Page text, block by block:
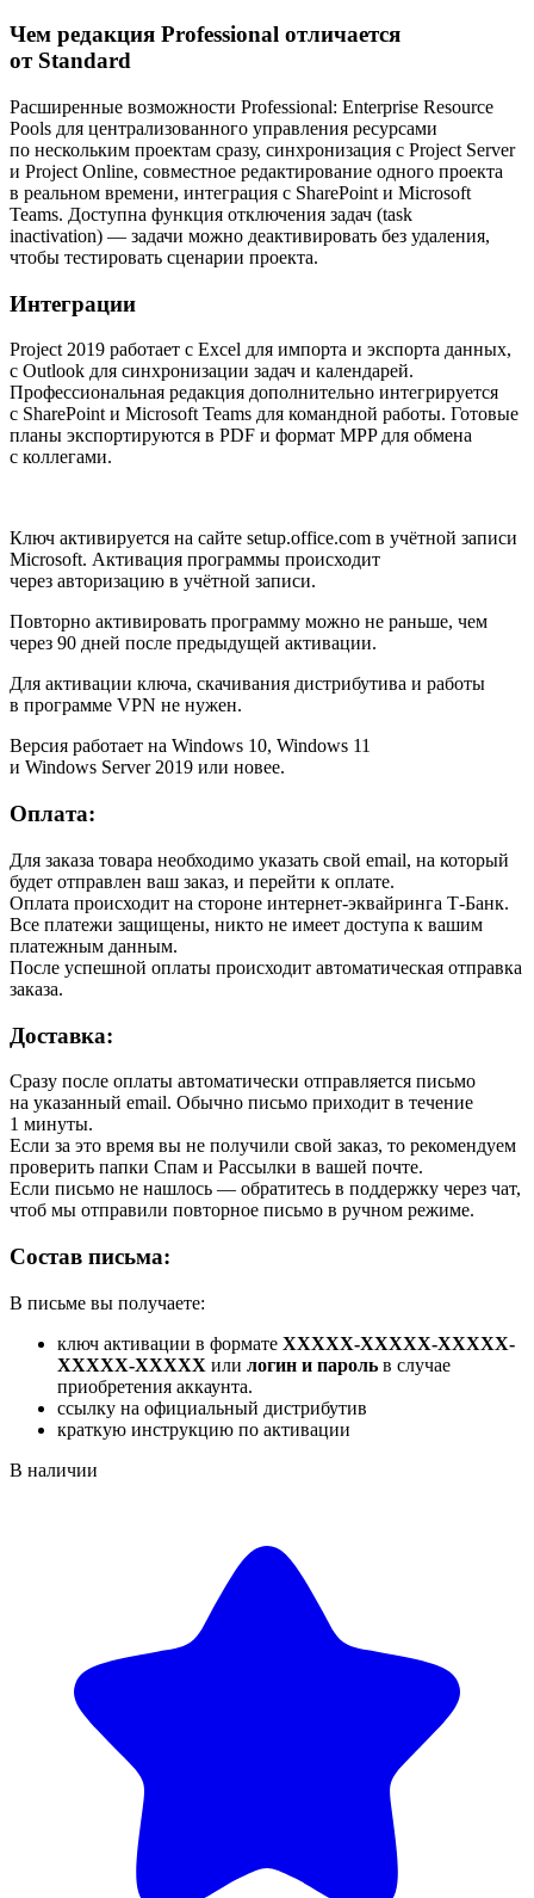
Чем редакция Professional отличается
от Standard
Расширенные возможности Professional: Enterprise Resource
Pools для централизованного управления ресурсами
по нескольким проектам сразу, синхронизация с Project Server
и Project Online, совместное редактирование одного проекта
в реальном времени, интеграция с SharePoint и Microsoft
Teams. Доступна функция отключения задач (task
inactivation) — задачи можно деактивировать без удаления,
чтобы тестировать сценарии проекта.
Интеграции
Project 2019 работает с Excel для импорта и экспорта данных,
с Outlook для синхронизации задач и календарей.
Профессиональная редакция дополнительно интегрируется
с SharePoint и Microsoft Teams для командной работы. Готовые
планы экспортируются в PDF и формат MPP для обмена
с коллегами.
Ключ активируется на сайте setup.office.com в учётной записи
Microsoft. Активация программы происходит
через авторизацию в учётной записи.
Повторно активировать программу можно не раньше, чем
через 90 дней после предыдущей активации.
Для активации ключа, скачивания дистрибутива и работы
в программе VPN не нужен.
Версия работает на Windows 10, Windows 11
и Windows Server 2019 или новее.
Оплата:
Для заказа товара необходимо указать свой email, на который
будет отправлен ваш заказ, и перейти к оплате.
Оплата происходит на стороне интернет-эквайринга Т-Банк.
Все платежи защищены, никто не имеет доступа к вашим
платежным данным.
После успешной оплаты происходит автоматическая отправка
заказа.
Доставка:
Сразу после оплаты автоматически отправляется письмо
на указанный email. Обычно письмо приходит в течение
1 минуты.
Если за это время вы не получили свой заказ, то рекомендуем
проверить папки Спам и Рассылки в вашей почте.
Если письмо не нашлось — обратитесь в поддержку через чат,
чтоб мы отправили повторное письмо в ручном режиме.
Состав письма:
В письме вы получаете:
ключ активации в формате XXXXX-XXXXX-XXXXX-
XXXXX-XXXXX или логин и пароль в случае
приобретения аккаунта.
ссылку на официальный дистрибутив
краткую инструкцию по активации
В наличии